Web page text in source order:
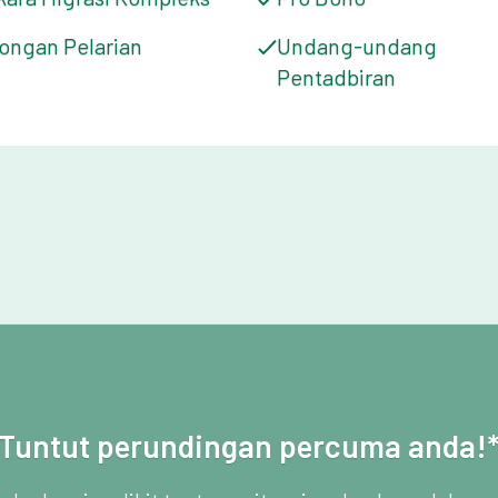
Pelarian
Undang-undang
Pentadbiran
perundingan percuma